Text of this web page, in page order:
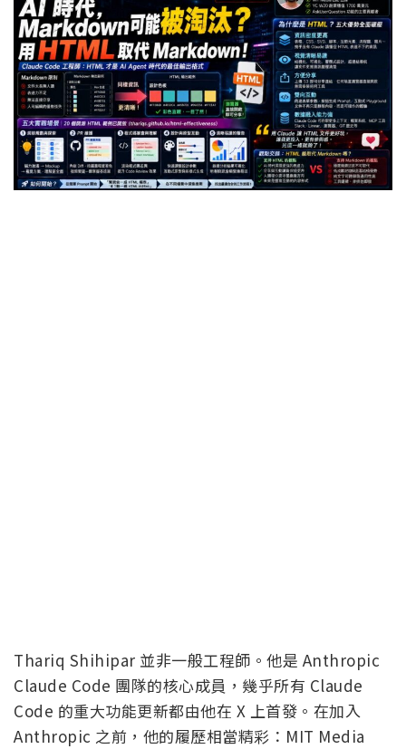
Thariq Shihipar 並非一般工程師。他是 Anthropic
Claude Code 團隊的核心成員，幾乎所有 Claude
Code 的重大功能更新都由他在 X 上首發。在加入
Anthropic 之前，他的履歷相當精彩：MIT Media